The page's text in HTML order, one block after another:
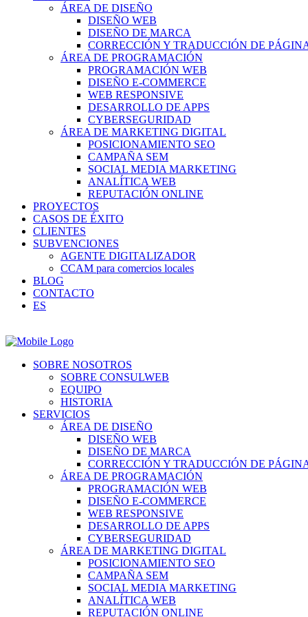
ÁREA DE DISEÑO
DISEÑO WEB
DISEÑO DE MARCA
CORRECCIÓN Y TRADUCCIÓN DE
ÁREA DE PROGRAMACIÓN
PROGRAMACIÓN WEB
DISEÑO E-COMMERCE
WEB RESPONSIVE
DESARROLLO DE APPS
CYBERSEGURIDAD
ÁREA DE MARKETING DIGITAL
POSICIONAMIENTO SEO
CAMPAÑA SEM
SOCIAL MEDIA MARKETING
ANALÍTICA WEB
REPUTACIÓN ONLINE
PROYECTOS
CASOS DE ÉXITO
CLIENTES
SUBVENCIONES
AGENTE DIGITALIZADOR
CCAM para comercios locales
BLOG
CONTACTO
ES
SOBRE NOSOTROS
SOBRE CONSULWEB
EQUIPO
HISTORIA
SERVICIOS
ÁREA DE DISEÑO
DISEÑO WEB
DISEÑO DE MARCA
CORRECCIÓN Y TRADUCCIÓN DE
ÁREA DE PROGRAMACIÓN
PROGRAMACIÓN WEB
DISEÑO E-COMMERCE
WEB RESPONSIVE
DESARROLLO DE APPS
CYBERSEGURIDAD
ÁREA DE MARKETING DIGITAL
POSICIONAMIENTO SEO
CAMPAÑA SEM
SOCIAL MEDIA MARKETING
ANALÍTICA WEB
REPUTACIÓN ONLINE